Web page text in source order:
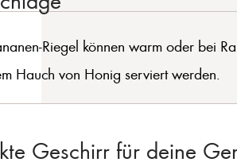
Riegel können warm oder bei
Hauch von Honig serviert werden.
Geschirr für deine